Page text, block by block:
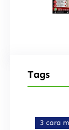
Tags
3 cara